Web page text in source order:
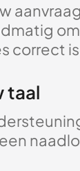
om
correct
taal